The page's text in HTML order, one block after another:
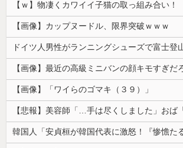
【ｗ】物凄くカワイイ子猫の取っ組み合い！
【画像】カップヌードル、限界突破ｗｗｗ
【画像】最近の高級ミニバンの顔キモすぎだ
【画像】「ワイらのゴマキ（３９）」
【悲報】美容師「…手は尽くしました」お